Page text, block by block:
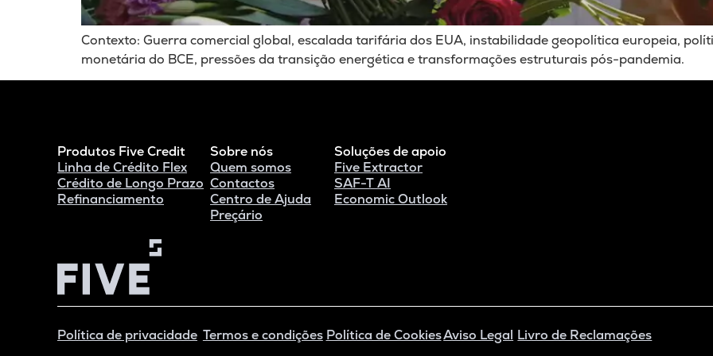
Contexto: Guerra comercial global, escalada tarifária dos EUA, instabilidade geopolítica europeia,
monetária do BCE, pressões da transição energética e transformações estruturais pós-pandemia.
Produtos Five Credit
Linha de Crédito Flex
Crédito de Longo Prazo
Refinanciamento
Sobre nós
Quem somos
Contactos
Centro de Ajuda
Preçário
Soluções de apoio
Five Extractor
SAF-T AI
Economic Outlook
Política de privacidade Termos e condições Política de CookiesAviso Legal Livro de Reclamações